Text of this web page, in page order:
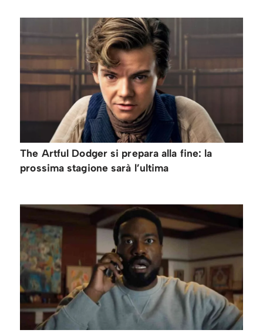
The Artful Dodger si prepara alla fine: la
prossima stagione sarà l’ultima